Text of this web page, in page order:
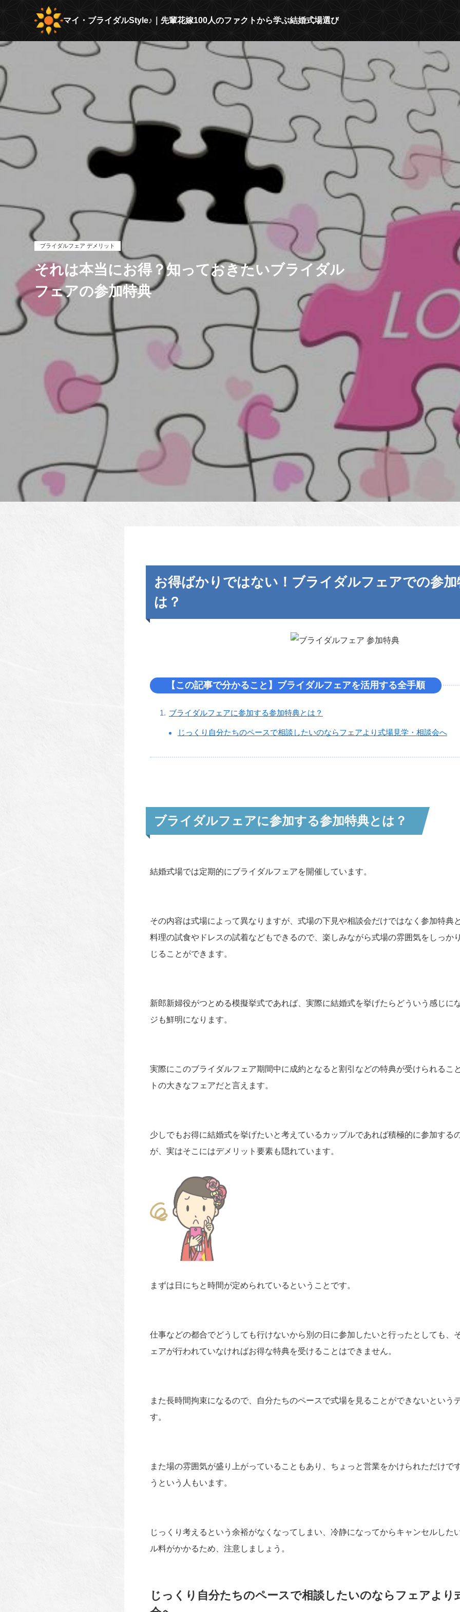
マイ・ブライダルStyle♪｜先輩花嫁100人のファクトから学ぶ結婚式場選び
それは本当にお得？知っておきたいブライダル
フェアの参加特典
ブライダルフェア デメリット
お得ばかりではない！ブライダルフェアでの参加
は？
【この記事で分かること】ブライダルフェアを活用する全手順
ブライダルフェアに参加する参加特典とは？
じっくり自分たちのペースで相談したいのならフェアより式場見学・相談会へ
ブライダルフェアに参加する参加特典とは？
結婚式場では定期的にブライダルフェアを開催しています。
その内容は式場によって異なりますが、式場の下見や相談会だけではなく参加特典
料理の試食やドレスの試着などもできるので、楽しみながら式場の雰囲気をしっか
じることができます。
新郎新婦役がつとめる模擬挙式であれば、実際に結婚式を挙げたらどういう感じに
ジも鮮明になります。
実際にこのブライダルフェア期間中に成約となると割引などの特典が受けられるこ
トの大きなフェアだと言えます。
少しでもお得に結婚式を挙げたいと考えているカップルであれば積極的に参加する
が、実はそこにはデメリット要素も隠れています。
まずは日にちと時間が定められているということです。
仕事などの都合でどうしても行けないから別の日に参加したいと行ったとしても、
ェアが行われていなければお得な特典を受けることはできません。
また長時間拘束になるので、自分たちのペースで式場を見ることができないという
す。
また場の雰囲気が盛り上がっていることもあり、ちょっと営業をかけられただけで
うという人もいます。
じっくり考えるという余裕がなくなってしまい、冷静になってからキャンセルした
ル料がかかるため、注意しましょう。
じっくり自分たちのペースで相談したいのならフェアより